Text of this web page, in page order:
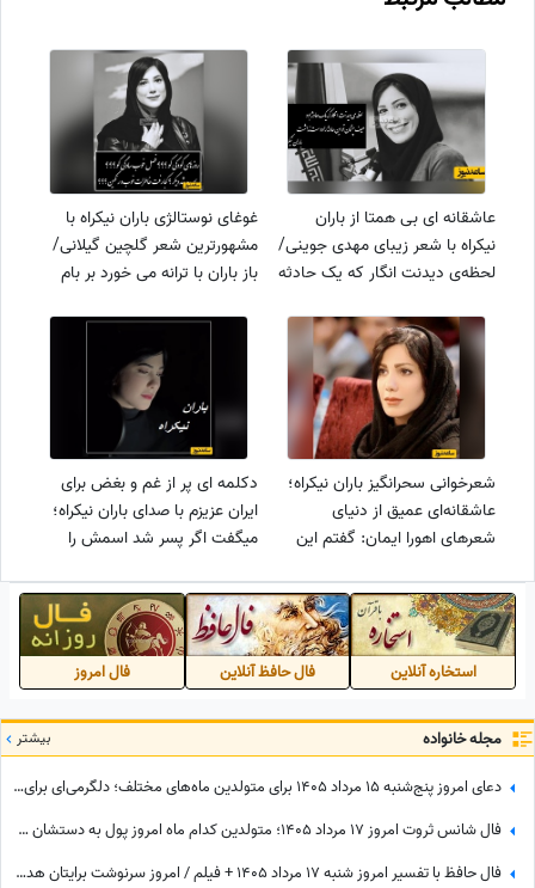
عاشقانه ای بی همتا از باران
نیکراه با شعر زیبای مهدی جوینی/
لحظه‌ی دیدنت انگار که یک حادثه
دوست نداشت+ ویدیو
غوغای نوستالژی باران نیکراه با
مشهورترین شعر گلچین گیلانی/
باز باران با ترانه می خورد بر بام
شعرخوانی سحرانگیز باران نیکراه؛
عاشقانه‌ای عمیق از دنیای
شعرهای اهورا ایمان: گفتم این
است آسان ندارد + ویدئو
دکلمه ای پر از غم و بغض برای
ایران عزیزم با صدای باران نیکراه؛
میگفت اگر پسر شد اسمش را
ویدئو
استخاره آنلاین فال حافظ آنلاین فال امروز
مجله خانواده بیشتر
دعای امروز پنج‌شنبه 15 مرداد 1405 برای متولدین ماه‌های مختلف؛ دلگرمی‌ای برای هر کس که در آرزوها و نیازهای زندگی مانده است
فال شانس ثروت امروز 17 مرداد 1405؛ متولدین کدام ماه امروز پول به دستشان می‌رسد؟ شاید شانس امروز با تو یار باشه😍💲💸💰واریزی غیرمنتظره در راهه...
فال حافظ با تفسیر امروز شنبه 17 مرداد 1405 + فیلم / امروز سرنوشت برایتان هدیه‌ای بزرگ کنار گذاشته؛ شادی و موفقیت خیلی زود درِ خانه‌تان را می‌زنند!